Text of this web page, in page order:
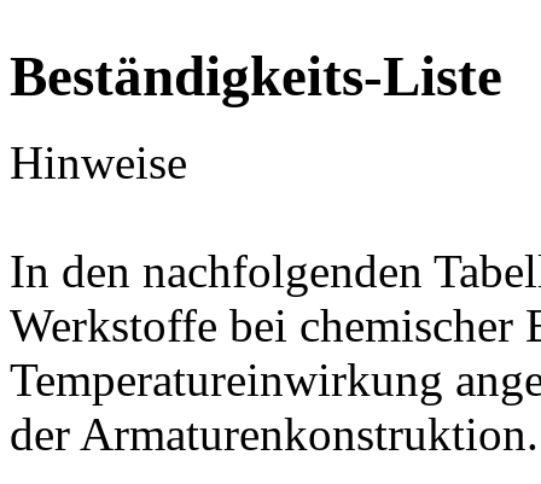
Beständigkeits-Liste
Hinweise
In den nachfolgenden
Werkstoffe bei chemischer
Temperatureinwirkung
der Armaturenkonstruktion.